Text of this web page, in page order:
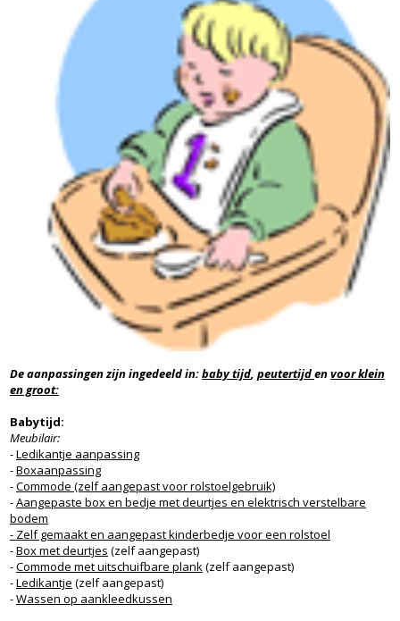
De aanpassingen zijn ingedeeld in:baby tijd, peutertijdenvoor klein
en groot:
Babytijd:
Meubilair:
-Ledikantje aanpassing
-Boxaanpassing
-Commode (zelf aangepast voor rolstoelgebruik)
-Aangepaste box en bedje met deurtjes en elektrisch verstelbare
bodem
- Zelf gemaakt en aangepast kinderbedje voor een rolstoel
-Box met deurtjes (zelf aangepast)
-Commode met uitschuifbare plank(zelf aangepast)
-Ledikantje (zelf aangepast)
-Wassen op aankleedkussen